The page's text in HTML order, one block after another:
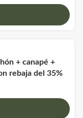
+ canapé +
rebaja del 35%